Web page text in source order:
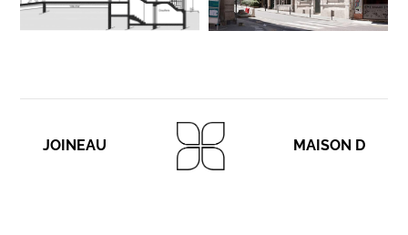
JOINEAU MAISON D